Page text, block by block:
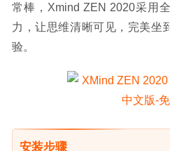
常棒，Xmind ZEN 2020采用
力，让思维清晰可见，完美坐
验。
安装步骤